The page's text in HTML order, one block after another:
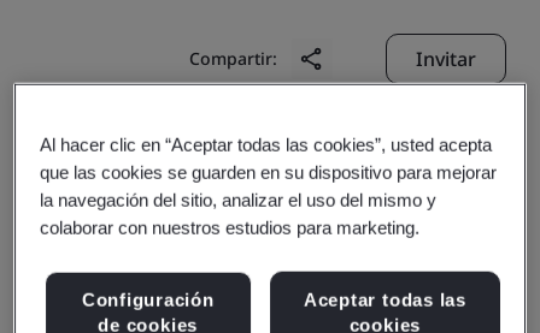
Compartir: Invitar
Shun Der Industry
Al hacer clic en “Aceptar todas las cookies”, usted acepta
que las cookies se guarden en su dispositivo para mejorar
la navegación del sitio, analizar el uso del mismo y
colaborar con nuestros estudios para marketing.
Configuración
de cookies
Aceptar todas las
cookies